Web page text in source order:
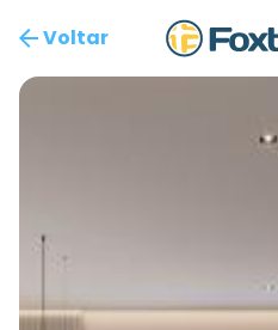
Voltar